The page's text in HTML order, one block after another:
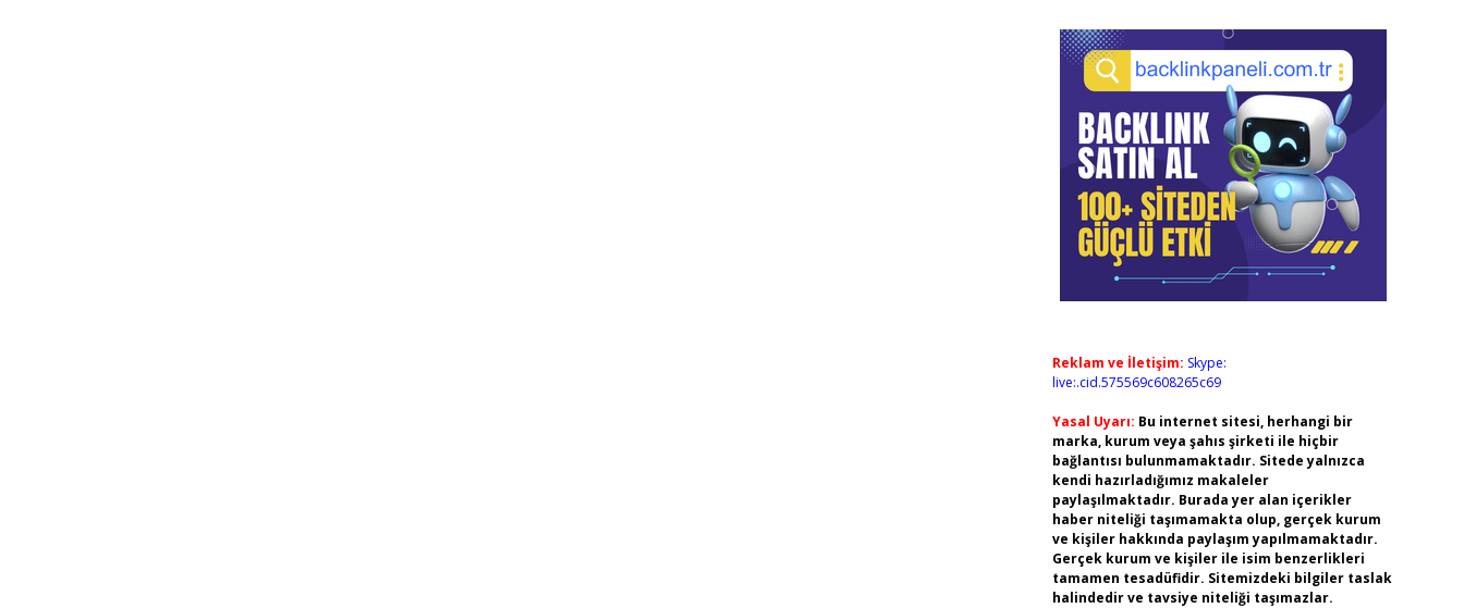
Reklam ve İletişim: Skype:
live:.cid.575569c608265c69
Yasal Uyarı: Bu internet sitesi, herhangi bir
marka, kurum veya şahıs şirketi ile hiçbir
bağlantısı bulunmamaktadır. Sitede yalnızca
kendi hazırladığımız makaleler
paylaşılmaktadır. Burada yer alan içerikler
haber niteliği taşımamakta olup, gerçek kurum
ve kişiler hakkında paylaşım yapılmamaktadır.
Gerçek kurum ve kişiler ile isim benzerlikleri
tamamen tesadüfidir. Sitemizdeki bilgiler taslak
halindedir ve tavsiye niteliği taşımazlar.